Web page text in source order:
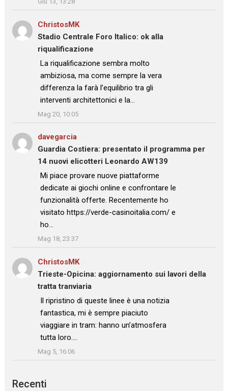
ChristosMKsu
Stadio Centrale Foro Italico: ok alla
riqualificazione
: “La riqualificazione sembra molto
ambiziosa, ma come sempre la vera
differenza la farà l’equilibrio tra gli
interventi architettonici e la…
”
Mag 20, 10:05
davegarcia
Guardia Costiera: presentato il programma per
14 nuovi elicotteri Leonardo AW139
: “
Mi piace provare nuove piattaforme
dedicate ai giochi online e confrontare le
funzionalità offerte. Recentemente ho
visitato https://verde-casinoitalia.com/ e
ho…
”
Mag 18, 23:37
ChristosMKsu
Trieste-Opicina: aggiornamento sui lavori della
tratta tranviaria
: “
Il ripristino di queste linee è una notizia
fantastica, mi è sempre piaciuto
viaggiare in tram: hanno un’atmosfera
tutta loro.…
”
Mag 5, 16:06
Recenti